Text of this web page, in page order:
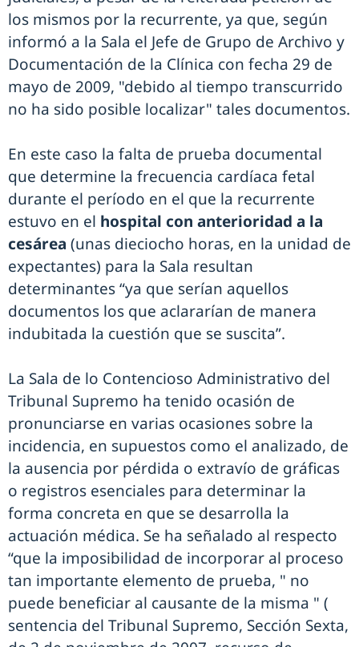
los mismos por la recurrente, ya que, según
informó a la Sala el Jefe de Grupo de Archivo y
Documentación de la Clínica con fecha 29 de
mayo de 2009, "debido al tiempo transcurrido
no ha sido posible localizar" tales documentos.
En este caso la falta de prueba documental
que determine la frecuencia cardíaca fetal
durante el período en el que la recurrente
estuvo en el hospital con anterioridad a la
cesárea (unas dieciocho horas, en la unidad de
expectantes) para la Sala resultan
determinantes “ya que serían aquellos
documentos los que aclararían de manera
indubitada la cuestión que se suscita”.
La Sala de lo Contencioso Administrativo del
Tribunal Supremo ha tenido ocasión de
pronunciarse en varias ocasiones sobre la
incidencia, en supuestos como el analizado, de
la ausencia por pérdida o extravío de gráficas
o registros esenciales para determinar la
forma concreta en que se desarrolla la
actuación médica. Se ha señalado al respecto
“que la imposibilidad de incorporar al proceso
tan importante elemento de prueba, " no
puede beneficiar al causante de la misma " (
sentencia del Tribunal Supremo, Sección Sexta,